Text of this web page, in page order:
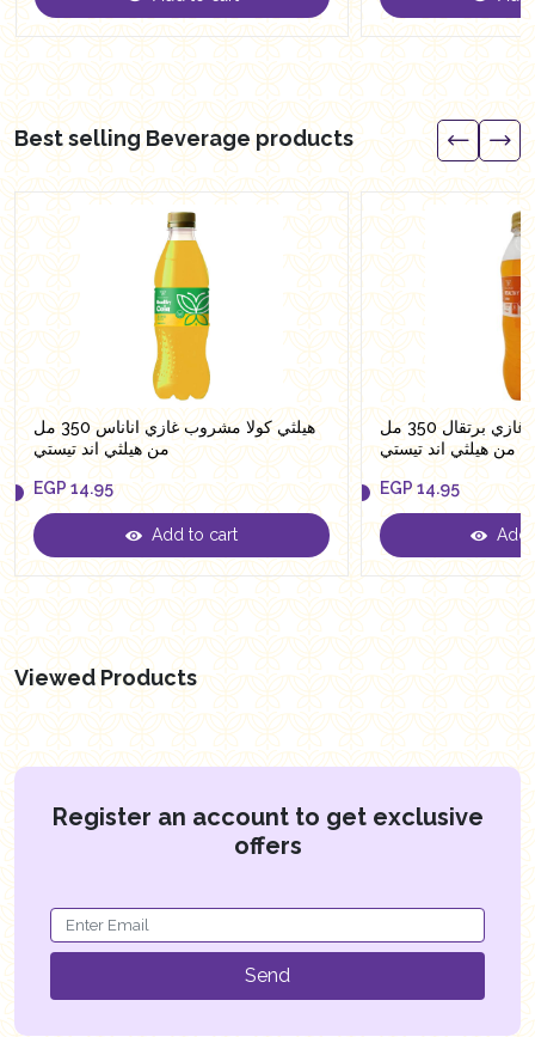
EGP EGP
Best selling Beverage products
هيلثي كولا مشروب غازي اناناس 350 مل
من هيلثي اند تيستي
EGP
EGP 14.95
Add to cart
هيلثي كولا مشروب غازي برتقال 350 مل
من هيلثي اند تيستي
EGP
EGP 14.95
Add
Viewed Products
Register an account to get exclusive
offers
Send